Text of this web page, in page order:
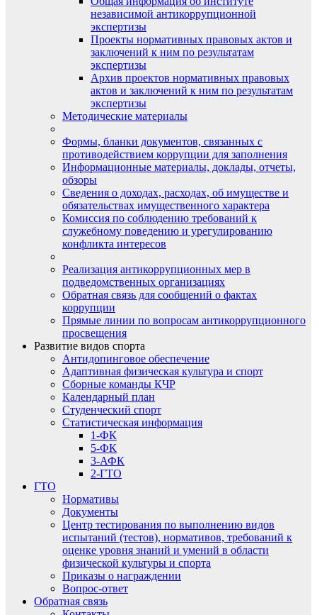
независимой антикоррупционной
экспертизы
Проекты нормативных правовых актов и
заключений к ним по результатам
экспертизы
Архив проектов нормативных правовых
актов и заключений к ним по результатам
экспертизы
Методические материалы
Формы, бланки документов, связанных с
противодействием коррупции для заполнения
Информационные материалы, доклады, отчеты,
обзоры
Сведения о доходах, расходах, об имуществе и
обязательствах имущественного характера
Комиссия по соблюдению требований к
служебному поведению и урегулированию
конфликта интересов
Реализация антикоррупционных мер в
подведомственных организациях
Обратная связь для сообщений о фактах
коррупции
Прямые линии по вопросам антикоррупционного
просвещения
Развитие видов спорта
Антидопинговое обеспечение
Адаптивная физическая культура и спорт
Сборные команды КЧР
Календарный план
Студенческий спорт
Статистическая информация
1-ФК
5-ФК
3-АФК
2-ГТО
ГТО
Нормативы
Документы
Центр тестирования по выполнению видов
испытаний (тестов), нормативов, требований к
оценке уровня знаний и умений в области
физической культуры и спорта
Приказы о награждении
Вопрос-ответ
Обратная связь